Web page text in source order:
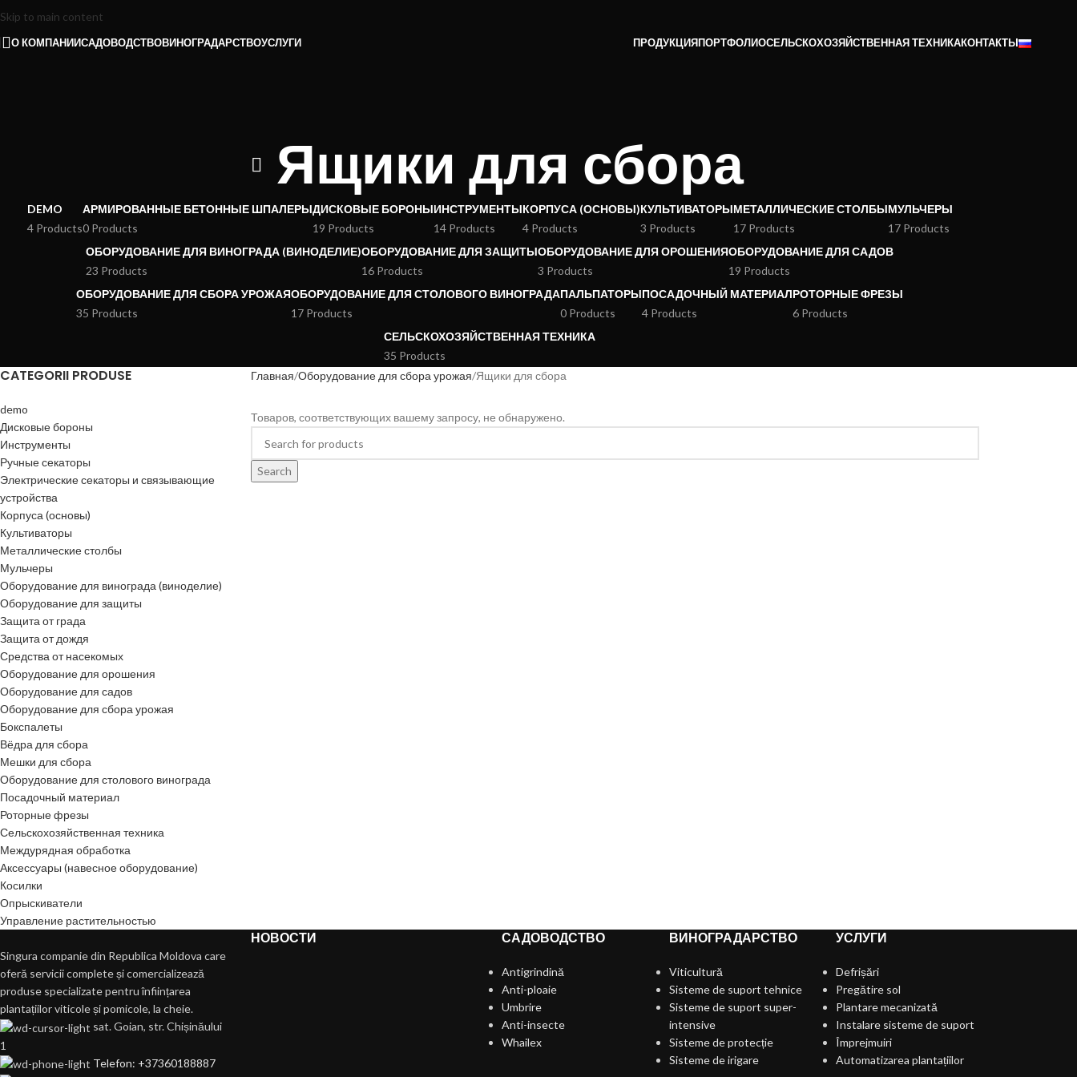
Skip to main content
О КОМПАНИИСАДОВОДСТВОВИНОГРАДАРСТВОУСЛУГИ ПРОДУКЦИЯПОРТФОЛИОСЕЛЬСКОХОЗЯЙСТВЕННАЯ ТЕХНИКАКОНТАКТЫ
Ящики для сбора
DEMO
4 Products
АРМИРОВАННЫЕ БЕТОННЫЕ ШПАЛЕРЫ
0 Products
ДИСКОВЫЕ БОРОНЫ
19 Products
ИНСТРУМЕНТЫ
14 Products
КОРПУСА (ОСНОВЫ)
4 Products
КУЛЬТИВАТОРЫ
3 Products
МЕТАЛЛИЧЕСКИЕ СТОЛБЫ
17 Products
МУЛЬЧЕРЫ
17 Products
ОБОРУДОВАНИЕ ДЛЯ ВИНОГРАДА (ВИНОДЕЛИЕ)
23 Products
ОБОРУДОВАНИЕ ДЛЯ ЗАЩИТЫ
16 Products
ОБОРУДОВАНИЕ ДЛЯ ОРОШЕНИЯ
3 Products
ОБОРУДОВАНИЕ ДЛЯ САДОВ
19 Products
ОБОРУДОВАНИЕ ДЛЯ СБОРА УРОЖАЯ
35 Products
ОБОРУДОВАНИЕ ДЛЯ СТОЛОВОГО ВИНОГРАДА
17 Products
ПАЛЬПАТОРЫ
0 Products
ПОСАДОЧНЫЙ МАТЕРИАЛ
4 Products
РОТОРНЫЕ ФРЕЗЫ
6 Products
СЕЛЬСКОХОЗЯЙСТВЕННАЯ ТЕХНИКА
35 Products
CATEGORII PRODUSE
demo
Дисковые бороны
Инструменты
Ручные секаторы
Электрические секаторы и связывающие
устройства
Корпуса (основы)
Культиваторы
Металлические столбы
Мульчеры
Оборудование для винограда (виноделие)
Оборудование для защиты
Защита от града
Защита от дождя
Средства от насекомых
Оборудование для орошения
Оборудование для садов
Оборудование для сбора урожая
Бокспалеты
Вёдра для сбора
Мешки для сбора
Оборудование для столового винограда
Посадочный материал
Роторные фрезы
Сельскохозяйственная техника
Междурядная обработка
Аксессуары (навесное оборудование)
Косилки
Опрыскиватели
Управление растительностью
Главная Оборудование для сбора урожая Ящики для сбора
Товаров, соответствующих вашему запросу, не обнаружено.
Search
Singura companie din Republica Moldova care
oferă servicii complete și comercializează
produse specializate pentru înființarea
plantațiilor viticole și pomicole, la cheie.
sat. Goian, str. Chișinăului
1
Telefon: +37360188887
НОВОСТИ САДОВОДСТВО
Antigrindină
Anti-ploaie
Umbrire
Anti-insecte
Whailex
ВИНОГРАДАРСТВО
Viticultură
Sisteme de suport tehnice
Sisteme de suport super-
intensive
Sisteme de protecție
Sisteme de irigare
УСЛУГИ
Defrișări
Pregătire sol
Plantare mecanizată
Instalare sisteme de suport
Împrejmuiri
Automatizarea plantațiilor